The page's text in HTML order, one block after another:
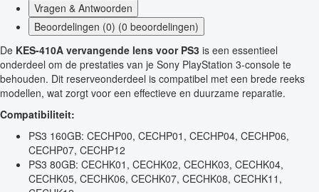
Vragen & Antwoorden
Beoordelingen (0) (0 beoordelingen)
De KES-410A vervangende lens voor PS3 is een essentieel
onderdeel om de prestaties van je Sony PlayStation 3-console te
behouden. Dit reserveonderdeel is compatibel met een brede reeks
modellen, wat zorgt voor een effectieve en duurzame reparatie.
Compatibiliteit:
PS3 160GB: CECHP00, CECHP01, CECHP04, CECHP06,
CECHP07, CECHP12
PS3 80GB: CECHK01, CECHK02, CECHK03, CECHK04,
CECHK05, CECHK06, CECHK07, CECHK08, CECHK11,